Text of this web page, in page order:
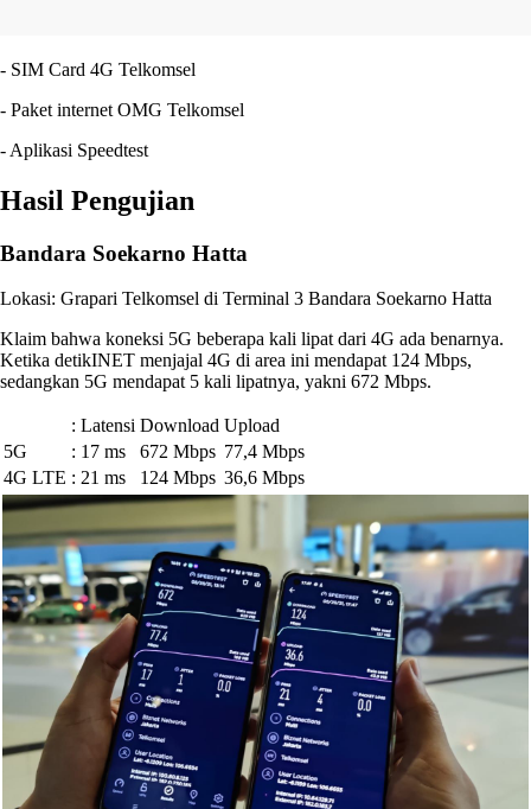
- SIM Card 4G Telkomsel
- Paket internet OMG Telkomsel
- Aplikasi Speedtest
Hasil Pengujian
Bandara Soekarno Hatta
Lokasi: Grapari Telkomsel di Terminal 3 Bandara Soekarno Hatta
Klaim bahwa koneksi 5G beberapa kali lipat dari 4G ada benarnya.
Ketika detikINET menjajal 4G di area ini mendapat 124 Mbps,
sedangkan 5G mendapat 5 kali lipatnya, yakni 672 Mbps.
: Latensi Download Upload
5G
: 17 ms 672 Mbps 77,4 Mbps
4G LTE : 21 ms 124 Mbps 36,6 Mbps